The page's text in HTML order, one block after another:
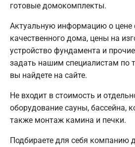
готовые домокомплекты.
Актуальную информацию о цене
качественного дома, цены на
устройство фундамента и
задать нашим специалистам по
вы найдете на сайте.
Не входит в стоимость и
оборудование сауны, бассейна,
также монтаж камина и печки.
Подбираете для себя компанию